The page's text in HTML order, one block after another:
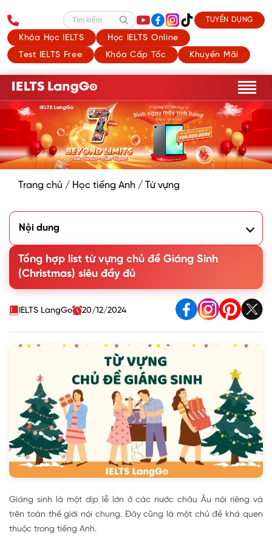
Khóa Học IELTS
Học IELTS Online
Test IELTS Free
Khóa Cấp Tốc Khuyến Mãi
Tìm kiếm TUYỂN DỤNG
Trang chủ / Học tiếng Anh / Từ vựng
Nội dung
2. Các cụm từ về Giáng sinh thông dụng
3. Mẫu câu chúc Giáng sinh bằng tiếng Anh hay
4. Bài mẫu IELTS Speaking chủ đề Giáng Sinh
5. Học tiếng Anh qua bài hát về Giáng sinh
Tổng hợp list từ vựng chủ đề Giáng Sinh
(Christmas) siêu đầy đủ
IELTS LangGo 20/12/2024
Giáng sinh là một dịp lễ lớn ở các nước châu Âu nói riêng và
trên toàn thế giới nói chung. Đây cũng là một chủ đề khá quen
thuộc trong tiếng Anh.